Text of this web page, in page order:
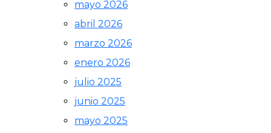
mayo 2026
abril 2026
marzo 2026
enero 2026
julio 2025
junio 2025
mayo 2025